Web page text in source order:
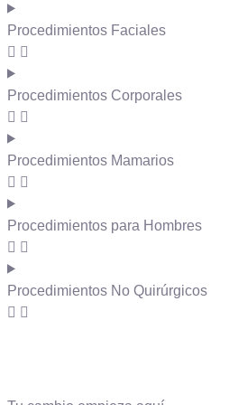
Procedimientos Faciales
Procedimientos Corporales
Procedimientos Mamarios
Procedimientos para Hombres
Procedimientos No Quirúrgicos